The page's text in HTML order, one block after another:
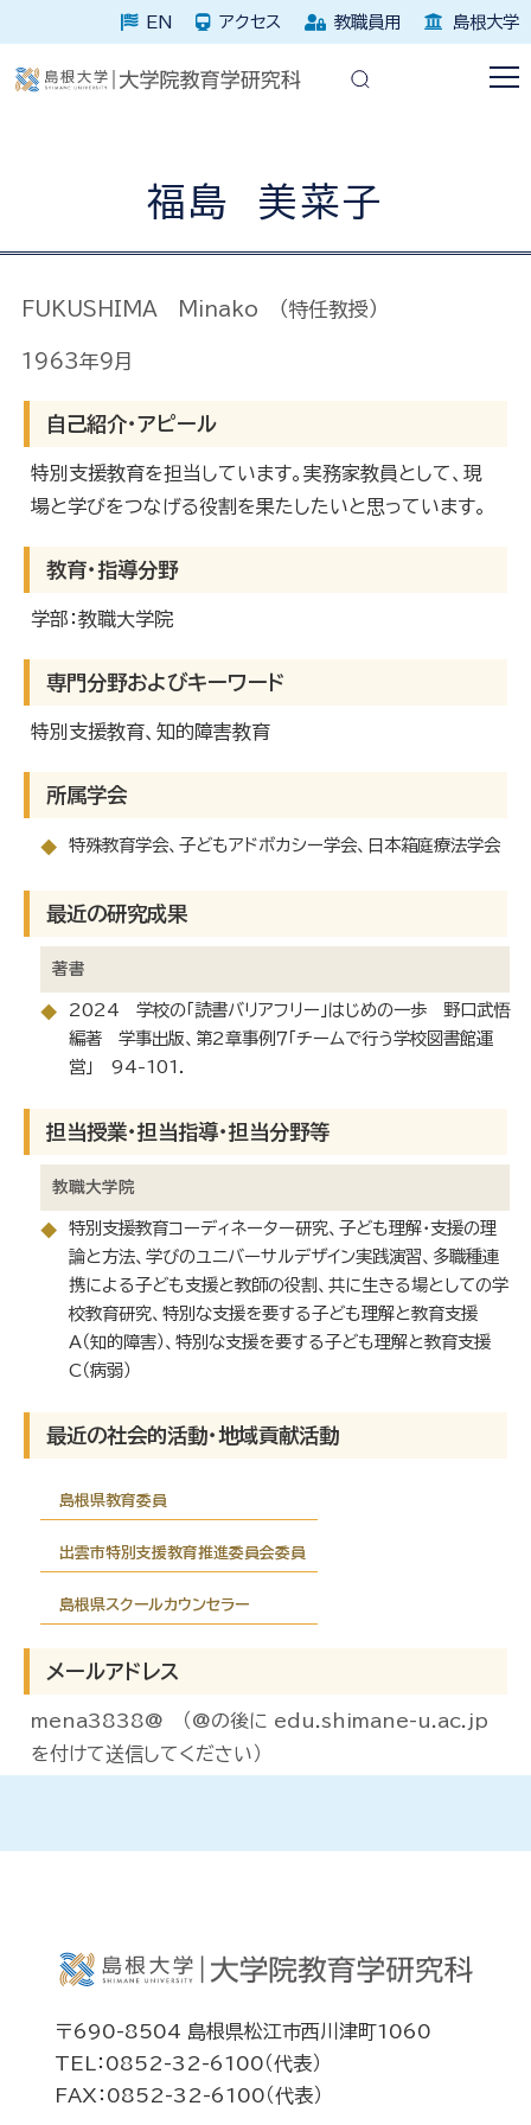
EN アクセス 教職員用 島根大学
福島 美菜子
FUKUSHIMA Minako （特任教授）
1963年9月
自己紹介・アピール
特別支援教育を担当しています。実務家教員として、現
場と学びをつなげる役割を果たしたいと思っています。
教育・指導分野
学部：教職大学院
専門分野およびキーワード
特別支援教育、知的障害教育
所属学会
◆ 特殊教育学会、子どもアドボカシー学会、日本箱庭療法学会
最近の研究成果
著書
◆
2024 学校の「読書バリアフリー」はじめの一歩 野口武悟
編著 学事出版、第2章事例７「チームで行う学校図書館運
営」 94-101.
担当授業・担当指導・担当分野等
教職大学院
◆
特別支援教育コーディネーター研究、子ども理解・支援の理
論と方法、学びのユニバーサルデザイン実践演習、多職種連
携による子ども支援と教師の役割、共に生きる場としての学
校教育研究、特別な支援を要する子ども理解と教育支援
A（知的障害）、特別な支援を要する子ども理解と教育支援
C（病弱）
最近の社会的活動・地域貢献活動
島根県教育委員
出雲市特別支援教育推進委員会委員
島根県スクールカウンセラー
メールアドレス
mena3838@ （@の後に edu.shimane-u.ac.jp
を付けて送信してください）
〒690-8504 島根県松江市西川津町1060
TEL：0852-32-6100（代表）
FAX：0852-32-6100（代表）